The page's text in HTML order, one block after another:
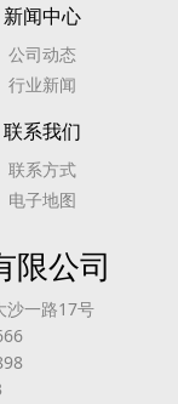
新闻中心
公司动态
行业新闻
联系我们
联系方式
电子地图
限公司
沙一路17号